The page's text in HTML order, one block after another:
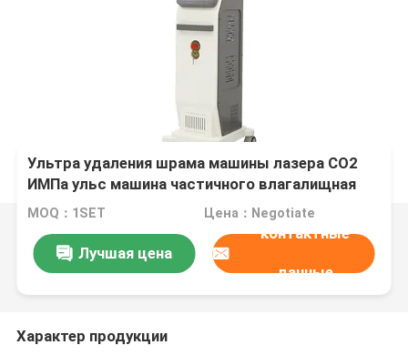
Ультра удаления шрама машины лазера СО2
ИМПа ульс машина частичного влагалищная
затягивая
MOQ：1SET Цена：Negotiate
Лучшая цена
контактные
данные
Характер продукции